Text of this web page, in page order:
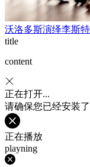
沃洛多斯演绎李斯特
title
content
正在打开...
请确保您已经安装
正在播放
playning